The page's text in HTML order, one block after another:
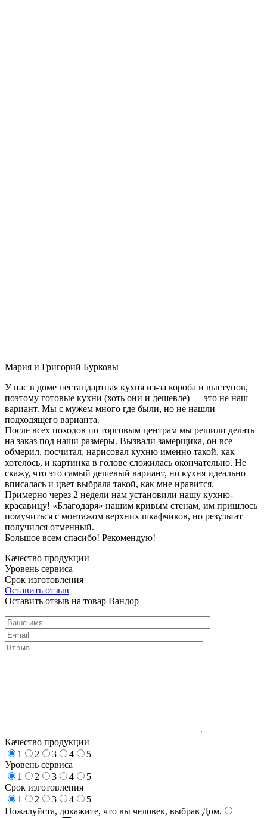
Мария и Григорий Бурковы
У нас в доме нестандартная кухня из-за короба и выступов,
поэтому готовые кухни (хоть они и дешевле) — это не наш
вариант. Мы с мужем много где были, но не нашли
подходящего варианта.
После всех походов по торговым центрам мы решили делать
на заказ под наши размеры. Вызвали замерщика, он все
обмерил, посчитал, нарисовал кухню именно такой, как
хотелось, и картинка в голове сложилась окончательно. Не
скажу, что это самый дешевый вариант, но кухня идеально
вписалась и цвет выбрала такой, как мне нравится.
Примерно через 2 недели нам установили нашу кухню-
красавицу! «Благодаря» нашим кривым стенам, им пришлось
помучиться с монтажом верхних шкафчиков, но результат
получился отменный.
Большое всем спасибо! Рекомендую!
Качество продукции
Уровень сервиса
Срок изготовления
Оставить отзыв
Оставить отзыв на товар Вандор
Качество продукции
1
2 3 4
5
Уровень сервиса
1
2 3 4
5
Срок изготовления
1
2 3 4
5
Пожалуйста, докажите, что вы человек, выбрав Дом.